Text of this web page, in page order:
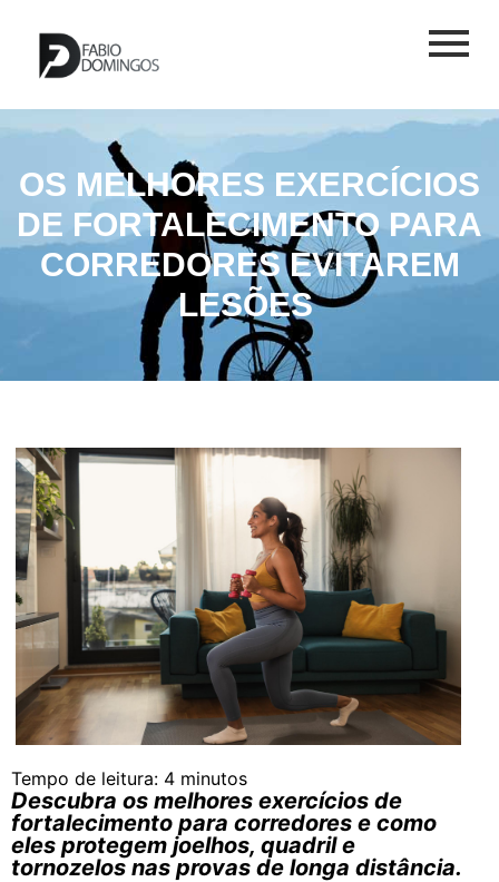
OS MELHORES EXERCÍCIOS
DE FORTALECIMENTO PARA
CORREDORES EVITAREM
LESÕES
Tempo de leitura: 4 minutos
Descubra os melhores exercícios de
fortalecimento para corredores e como
eles protegem joelhos, quadril e
tornozelos nas provas de longa distância.